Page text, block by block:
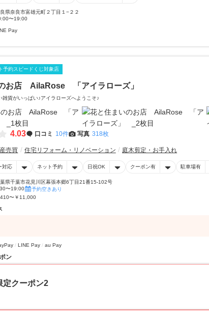
県奈良市富雄元町２丁目１−２２
〜19:00
Pay
予約スピードくじ対象店
お店 AilaRose 「アイラローズ」
雑貨がいっぱい♪アイラローズへようこそ♪
4.03 口コミ 10件 写真 318枚
売買 住宅リフォーム・リノベーション 庭木剪定・お手入れ
対応 ネット予約 日祝OK クーポン有 駐車場有
県千葉市花見川区幕張本郷6丁目21番15-102号
〜19:00
予約空きあり
410〜￥11,000
LINE Pay au Pay
ン
定クーポン2